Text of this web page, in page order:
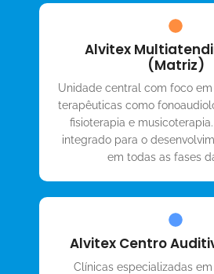
Alvitex
(Matriz)
Unidade central com foco
terapêuticas como
fisioterapia e
integrado para o
em todas as fases
Alvitex Centro
Clínicas especializadas